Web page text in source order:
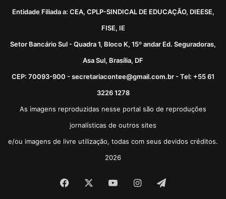
Entidade Filiada a: CEA, CPLP-SINDICAL DE EDUCAÇÃO, DIEESE,
FISE, IE
Setor Bancário Sul - Quadra 1, Bloco K, 15º andar Ed. Seguradoras,
Asa Sul, Brasília, DF
CEP: 70093-900 - secretariacontee@gmail.com.br - Tel: +55 61
3226 1278
As imagens reproduzidas nesse portal são de reproduções
jornalísticas de outros sites
e/ou imagens de livre utilização, todas com seus devidos créditos.
2026
Facebook YouTubeInstagram